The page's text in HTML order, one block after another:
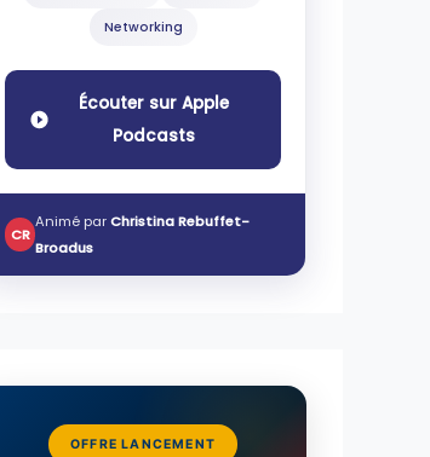
Networking
Écouter sur Apple
Podcasts
CR
Animé parChristina Rebuffet-
Broadus
OFFRE LANCEMENT